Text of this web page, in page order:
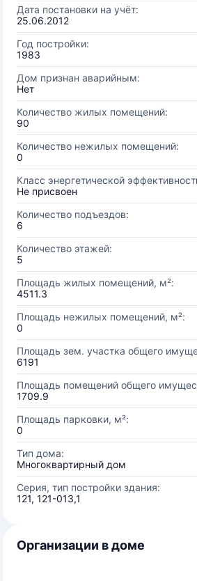
Дата постановки на учёт:
25.06.2012
Год постройки:
1983
Дом признан аварийным:
Нет
Количество жилых помещений:
90
Количество нежилых помещений:
0
Класс энергетической
Не присвоен
Количество подъездов:
6
Количество этажей:
5
Площадь жилых помещений, м²:
4511.3
Площадь нежилых помещений, м²:
0
Площадь зем. участка общего
6191
Площадь помещений общего
1709.9
Площадь парковки, м²:
0
Тип дома:
Многоквартирный дом
Серия, тип постройки здания:
121, 121-013,1
Организации в доме